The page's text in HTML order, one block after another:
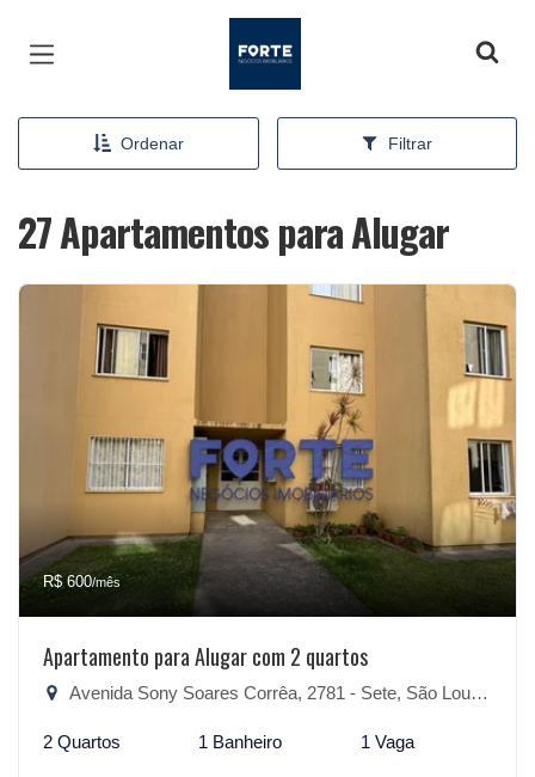
Ordenar Filtrar
27 Apartamentos para Alugar
R$ 600/mês
Apartamento para Alugar com 2 quartos
Avenida Sony Soares Corrêa, 2781 - Sete, São Lourenço do Sul-RS
2 Quartos 1 Banheiro 1 Vaga